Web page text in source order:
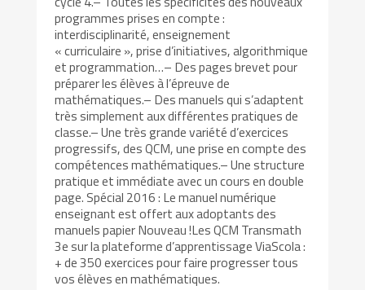
programmes prises en compte :
interdisciplinarité, enseignement
« curriculaire », prise d’initiatives, algorithmique
et programmation…– Des pages brevet pour
préparer les élèves à l’épreuve de
mathématiques.– Des manuels qui s’adaptent
très simplement aux différentes pratiques de
classe.– Une très grande variété d’exercices
progressifs, des QCM, une prise en compte des
compétences mathématiques.– Une structure
pratique et immédiate avec un cours en double
page. Spécial 2016 : Le manuel numérique
enseignant est offert aux adoptants des
manuels papier Nouveau !Les QCM Transmath
3e sur la plateforme d’apprentissage ViaScola :
+ de 350 exercices pour faire progresser tous
vos élèves en mathématiques.